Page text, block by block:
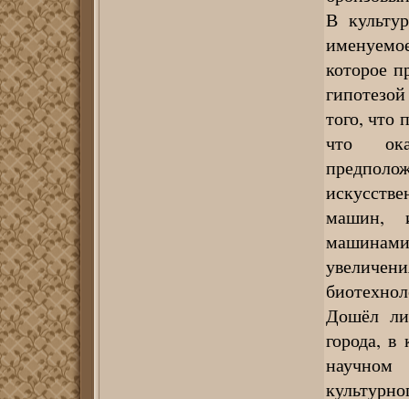
В
которое
того, что
что
машин,
Дошёл
города,
научном